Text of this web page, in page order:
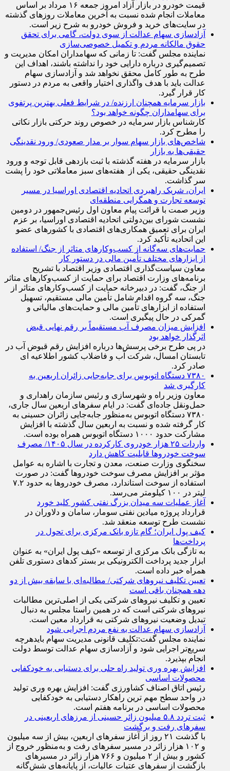
معاملات انجام شده نسبت به آخرین معاملات روز‌های گذشته
در سایت‌های خرید و فروش خودرو به شرح زیر است.
آزادسازی سهام عدالت از سوی دولت، گامی برای تحقق
حقوق مالکانه مردم و تکمیل خصوصی‌سازی
نماینده مجلس گفت: تا زمانی که سهامداران امکان مدیریت و
تصمیم‌گیری درباره دارایی خود را نداشته باشند، اهداف این
طرح به طور کامل محقق نخواهد شد و آزادسازی سهام
عدالت باید با هدف واگذاری اختیار واقعی به مردم در دستور
کار قرار گیرد.
بازار سرمایه همچنان ارزنده/ در شرایط فعلی بهترین پرتفوی
برای سهامداران چگونه خواهد بود؟
کارشناس بازار سرمایه در خصوص روند حرکتی بازار نکاتی
را مطرح کرد.
شاخص‌های بازار سهام سوار بر مدار صعودی/ ورود نقدینگی
حقیقی‌ها به بازار
بازار سرمایه در هفته گذشته با ثبت بازدهی قابل توجه و ورود
نقدینگی حقیقی، یکی از هفته‌های سبز معاملاتی خود را پشت
سر گذاشت.
ایران، شریک راهبردی اتحادیه اقتصادی اوراسیا در مسیر
توسعه تجارت و همگرایی منطقه‌ای
وزیر صمت با قرائت پیام معاون اول رئیس‌جمهور در دومین
نشست شورای بین‌دولتی اتحادیه اقتصادی اوراسیا، بر عزم
ایران برای تعمیق همکاری‌های اقتصادی با کشورهای عضو
این اتحادیه تأکید کرد.
حمایت‌های سه‌گانه از کسب‌وکارهای متاثر از جنگ/ استفاده
از ابزارهای مختلف تأمین مالی در دستور کار
معاون سیاست‌گذاری اقتصادی وزیر اقتصاد با تشریح
برنامه‌های وزارت اقتصاد برای حمایت از کسب‌وکار‌های متاثر
از جنگ، گفت: در دبیرخانه حمایت از کسب‌وکار‌های متاثر از
جنگ، سه گروه اقدام شامل تأمین مالی مستقیم، تسهیل
استفاده از ابزار‌های تأمین مالی و حمایت‌های مالیاتی و
گمرکی در حال پیگیری است.
افزایش میزان مصرف آب مستقیماً بر رقم نهایی قبض
اثرگذار خواهد بود
در پی طرح برخی پرسش‌ها درباره افزایش رقم قبوض آب در
تابستان امسال، شرکت آب و فاضلاب کشور اطلاعیه ای
صادر کرد.
۷۳۸۰ دستگاه اتوبوس برای جابه‌جایی زائران اربعین به
کارگیری شد
معاون وزیر راه و شهرسازی و رئیس سازمان راهداری و
حمل‌ونقل جاده‌ای گفت: در ایام سفرهای اربعین سال جاری،
۷۳۸۰ دستگاه اتوبوس به‌منظور جابه‌جایی زائران حسینی به‌
کار گرفته شده و نسبت به اربعین سال گذشته با افزایش
مشارکت حدود ۱۰۰۰ دستگاه اتوبوس همراه بوده است.
واردات ۲۵ هزار خودروی کارکرده در سال ۱۴۰۵/ مصرف
سوخت خودرو‌ها قابلیت کاهش دارد
سخنگوی وزارت صنعت، معدن و تجارت با اشاره به عوامل
مؤثر بر افزایش مصرف سوخت خودرو‌ها گفت: در صورت
استفاده از سوخت استاندارد، مصرف خودرو‌ها به حدود ۷.۲
لیتر در ۱۰۰ کیلومتر می‌رسد.
آغاز عملیات سه میدان بزرگ نفتی کشور کلید خورد
قرارداد پروژه میادین نفتی سومار، سامان و دلاوران در
نشست طرح توسعه منعقد شد.
کیف پول ایران؛ گام تازه بانک مرکزی برای تحول در
پرداخت‌ها
به تازگی بانک مرکزی از توسعه «کیف پول ایران» به عنوان
ابزار جدید پرداخت الکترونیکی بر بستر کد‌های دستوری تلفن
همراه خبر داده است.
تعیین تکلیف نیروهای شرکتی/ مطالبه‌ای با سابقه بیش از دو
دهه همچنان باقی است
تعیین و تکلیف نیرو‌های شرکتی یکی از اصلی‌ترین مطالبات
نیرو‌های شرکتی است که در همین راستا مجلس به دنبال
تبدیل وضعیت نیرو‌های شرکتی به قرارداد معین است.
آزادسازی سهام عدالت به نفع مردم اجرایی شود
نماینده مجلس گفت:تکلیف قانونی مدیریت سهام بایدهرچه
سریع‌تر اجرایی شود و آزادسازی سهام عدالت توسط دولت
انجام بپذیرد.
افزایش بهره وری تولید راه حلی برای دستیابی به خودکفایی
محصولات اساسی
رئیس اتاق اصناف کشاورزی گفت: افزایش بهره وری تولید
در واحد سطح مهم ترین راهکار دستیابی به خودکفایی
محصولات اساسی در برنامه هفتم است.
ثبت تردد ۵.۸ میلیون زائر حسینی از مرزهای اربعینی در
سفرهای رفت و برگشت
با گذشت ۲۱ روز از آغاز سفرهای اربعین، بیش از سه میلیون
و ۱۰۲ هزار زائر در مسیر سفرهای رفت و به‌منظور خروج از
کشور و بیش از ۲ میلیون و ۷۶۶ هزار زائر در مسیرهای
بازگشت از سفرهای عتبات عالیات، از پایانه‌های شش‌گانه
اربعینی کشور تردد کرده‌اند.